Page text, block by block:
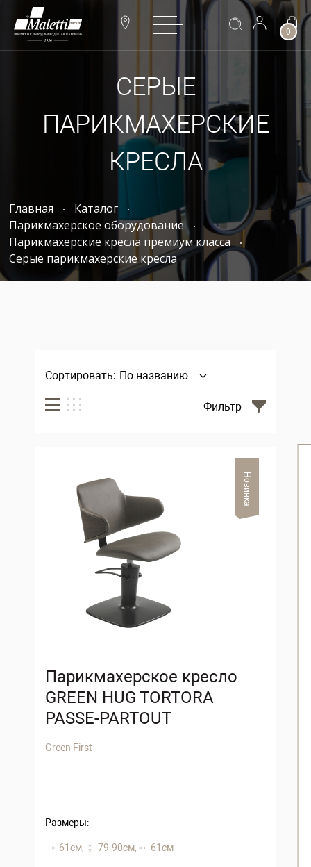
0
СЕРЫЕ
ПАРИКМАХЕРСКИЕ
КРЕСЛА
Главная
Каталог
Парикмахерское оборудование
Парикмахерские кресла премиум класса
Серые парикмахерские кресла
Сортировать: По названию
Фильтр
Новинка
Парикмахерское кресло
GREEN HUG TORTORA
PASSE-PARTOUT
Green First
Размеры:
61 см, 79-90 см, 61 см